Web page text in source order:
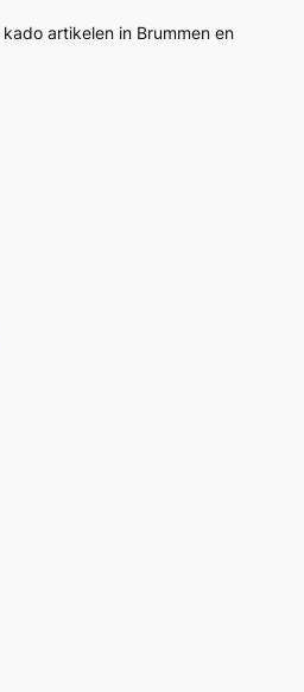
artikelen in Brummen en